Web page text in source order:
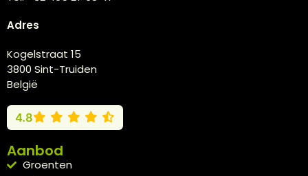
Adres
Kogelstraat 15
3800 Sint-Truiden
België
4.8
Aanbod
Groenten